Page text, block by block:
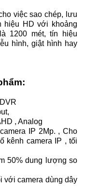
việc sao chép, lưu
hiệu HD với khoảng
1200 mét, tín hiệu
hình, giật hình hay
, Analog
IP 2Mp. , Cho
kênh camera IP , tối
50% dung lượng so
với camera dùng dây